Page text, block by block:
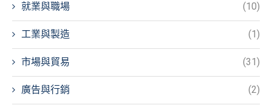
就業與職場 (10)
工業與製造 (1)
市場與貿易 (31)
廣告與行銷 (2)